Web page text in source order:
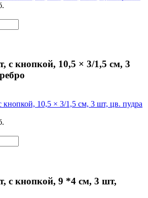
с кнопкой, 10,5 × 3/1,5 см, 3
с кнопкой, 9 *4 см, 3 шт,